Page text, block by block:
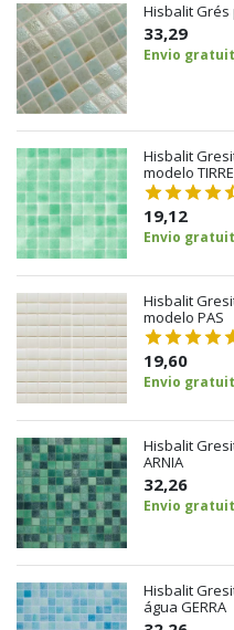
Hisbalit Grés
33,29
Envio
Hisbalit
modelo
19,12
Envio
Hisbalit
modelo PAS
19,60
Envio
Hisbalit
ARNIA
32,26
Envio
Hisbalit
água GERRA